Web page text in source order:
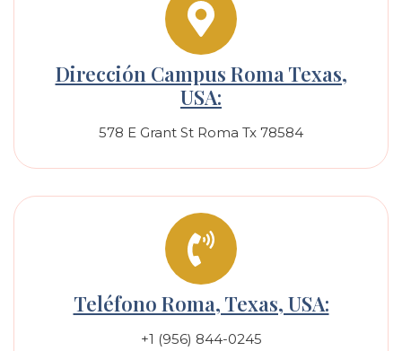
Dirección Campus Roma Texas,
USA:
578 E Grant St Roma Tx 78584
Teléfono Roma, Texas, USA:
+1 (956) 844-0245